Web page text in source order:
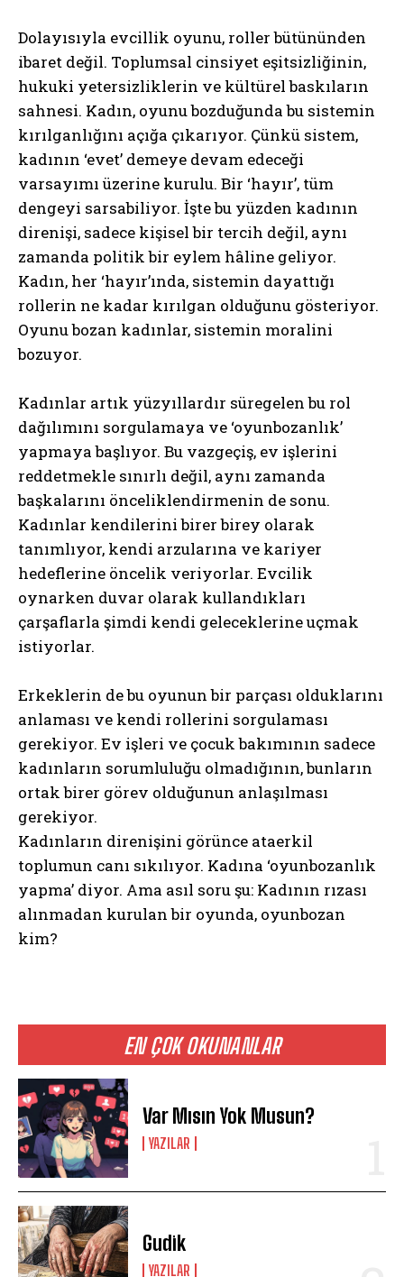
EN ÇOK OKUNANLAR
Var Mısın Yok Musun?
YAZILAR
Gudik
YAZILAR
Dolayısıyla evcillik oyunu, roller bütününden
ibaret değil. Toplumsal cinsiyet eşitsizliğinin,
hukuki yetersizliklerin ve kültürel baskıların
sahnesi. Kadın, oyunu bozduğunda bu sistemin
kırılganlığını açığa çıkarıyor. Çünkü sistem,
kadının ‘evet’ demeye devam edeceği
varsayımı üzerine kurulu. Bir ‘hayır’, tüm
dengeyi sarsabiliyor. İşte bu yüzden kadının
direnişi, sadece kişisel bir tercih değil, aynı
zamanda politik bir eylem hâline geliyor.
Kadın, her ‘hayır’ında, sistemin dayattığı
rollerin ne kadar kırılgan olduğunu gösteriyor.
Oyunu bozan kadınlar, sistemin moralini
bozuyor.
Kadınlar artık yüzyıllardır süregelen bu rol
dağılımını sorgulamaya ve ‘oyunbozanlık’
yapmaya başlıyor. Bu vazgeçiş, ev işlerini
reddetmekle sınırlı değil, aynı zamanda
başkalarını önceliklendirmenin de sonu.
Kadınlar kendilerini birer birey olarak
tanımlıyor, kendi arzularına ve kariyer
hedeflerine öncelik veriyorlar. Evcilik
oynarken duvar olarak kullandıkları
çarşaflarla şimdi kendi geleceklerine uçmak
istiyorlar.
Erkeklerin de bu oyunun bir parçası olduklarını
anlaması ve kendi rollerini sorgulaması
gerekiyor. Ev işleri ve çocuk bakımının sadece
kadınların sorumluluğu olmadığının, bunların
ortak birer görev olduğunun anlaşılması
gerekiyor.
Kadınların direnişini görünce ataerkil
toplumun canı sıkılıyor. Kadına ‘oyunbozanlık
yapma’ diyor. Ama asıl soru şu: Kadının rızası
alınmadan kurulan bir oyunda, oyunbozan
kim?